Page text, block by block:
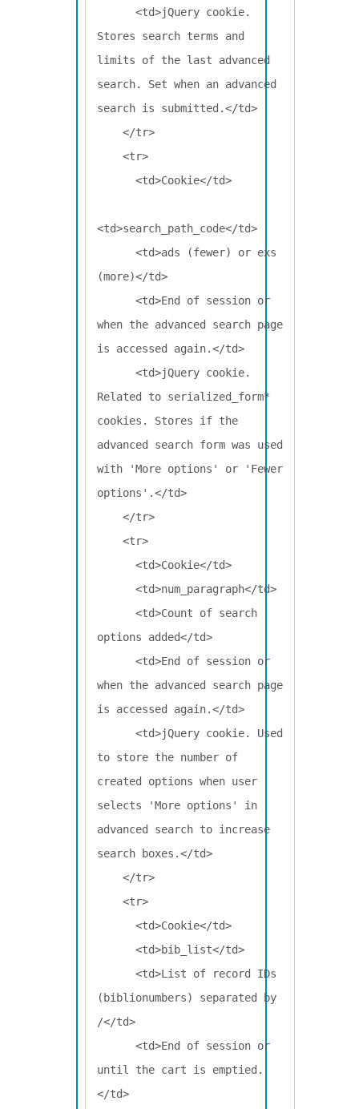
Stores search terms and
limits of the last advanced
search. Set when an advanced
search is submitted.</td>
<td>search_path_code</td>
(more)</td>
when the advanced search page
is accessed again.</td>
Related to serialized_form*
cookies. Stores if the
advanced search form was used
with 'More options' or 'Fewer
options'.</td>
options added</td>
when the advanced search page
is accessed again.</td>
to store the number of
created options when user
selects 'More options' in
advanced search to increase
search boxes.</td>
(biblionumbers) separated by
/</td>
until the cart is emptied.
</td>